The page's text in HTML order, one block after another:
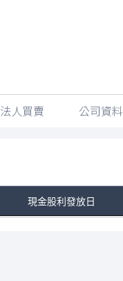
法人買賣 公司資料
現金股利發放日